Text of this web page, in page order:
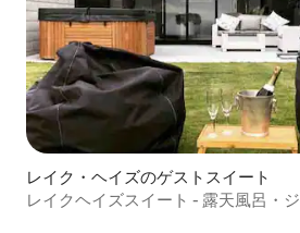
レイク・ヘイズのゲストスイート
レイクヘイズスイート - 露天風呂・